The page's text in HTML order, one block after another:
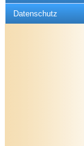
Datenschutz